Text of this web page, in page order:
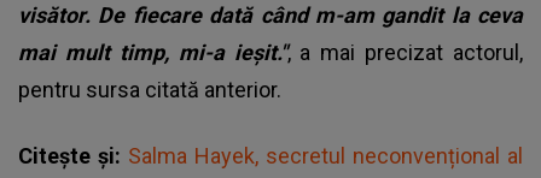
visător. De fiecare dată când m-am gandit la ceva
mai mult timp, mi-a ieșit.", a mai precizat actorul,
pentru sursa citată anterior.
Citește și: Salma Hayek, secretul neconvențional al